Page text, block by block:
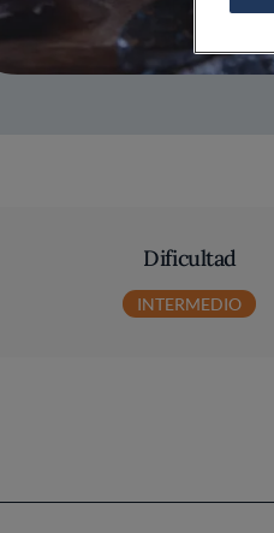
Dificultad
INTERMEDIO